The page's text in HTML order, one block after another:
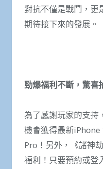
對抗不僅是戰鬥，更
期待接下來的發展。
勁爆福利不斷，驚喜
為了感謝玩家的支持
機會獲得最新
Pro！另外，《諸神
福利！只要預約或登